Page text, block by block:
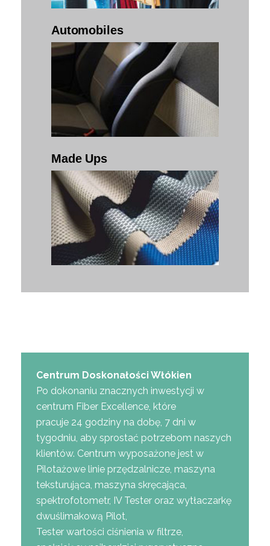
Automobiles
Made Ups
Centrum Doskonałości Włókien
Po dokonaniu znacznych inwestycji w
centrum Fiber Excellence, które
pracuje 24 godziny na dobę, 7 dni w
tygodniu, aby sprostać potrzebom naszych
klientów. Centrum wyposażone jest w
Pilotażowe linie przędzalnicze, maszyna
teksturująca, maszyna skręcająca,
spektrofotometr, IV Tester oraz wytłaczarkę
dwuślimakową Pilot,
Tester wartości ciśnienia w filtrze,